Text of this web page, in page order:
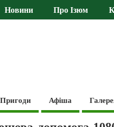
Новини Про Ізюм
Пригоди Афіша